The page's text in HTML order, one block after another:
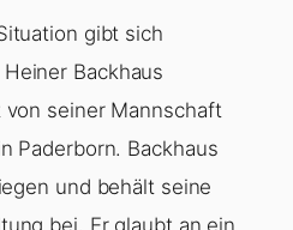
gibt sich
Backhaus
seiner Mannschaft
Paderborn. Backhaus
und behält seine